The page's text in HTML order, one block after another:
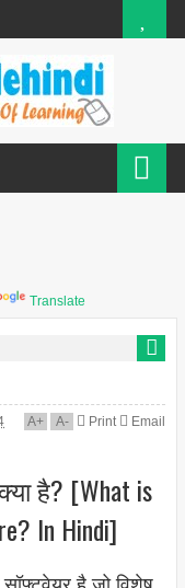
Translate
A+ A- Print Email
है? [What is
In Hindi]